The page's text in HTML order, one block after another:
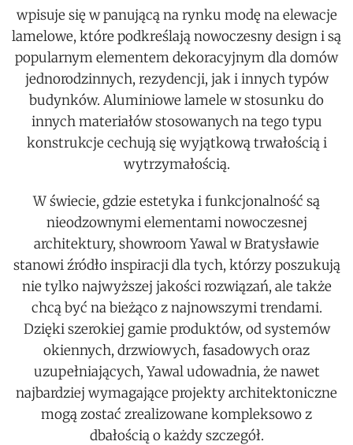
wpisuje się w panującą na rynku modę na elewacje
lamelowe, które podkreślają nowoczesny design i są
popularnym elementem dekoracyjnym dla domów
jednorodzinnych, rezydencji, jak i innych typów
budynków. Aluminiowe lamele w stosunku do
innych materiałów stosowanych na tego typu
konstrukcje cechują się wyjątkową trwałością i
wytrzymałością.
W świecie, gdzie estetyka i funkcjonalność są
nieodzownymi elementami nowoczesnej
architektury, showroom Yawal w Bratysławie
stanowi źródło inspiracji dla tych, którzy poszukują
nie tylko najwyższej jakości rozwiązań, ale także
chcą być na bieżąco z najnowszymi trendami.
Dzięki szerokiej gamie produktów, od systemów
okiennych, drzwiowych, fasadowych oraz
uzupełniających, Yawal udowadnia, że nawet
najbardziej wymagające projekty architektoniczne
mogą zostać zrealizowane kompleksowo z
dbałością o każdy szczegół.